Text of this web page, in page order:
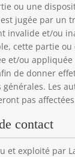
ou une
jugée par un
invalide et/ou
cette partie ou
et/ou
de donner
Les
pas
contact
et exploité par